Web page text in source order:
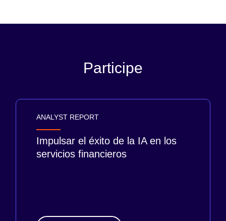
Participe
ANALYST REPORT
Impulsar el éxito de la IA en los
servicios financieros